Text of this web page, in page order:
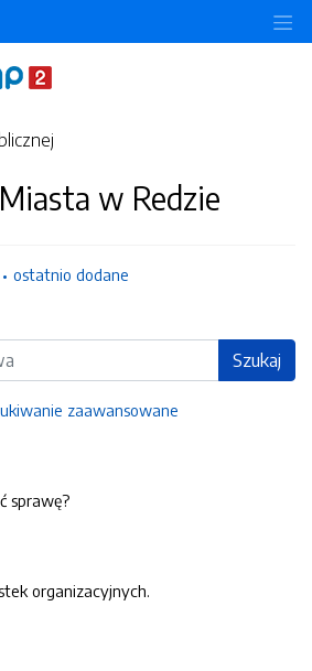
w Redzie
ostatnio dodane
Szukaj
zaawansowane
sprawę?
organizacyjnych.